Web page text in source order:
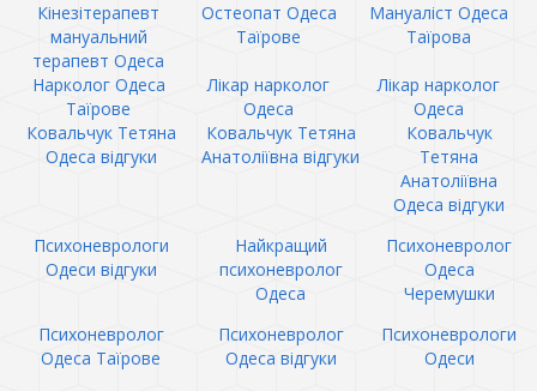
Кінезітерапевт
мануальний
терапевт Одеса
Остеопат Одеса
Таїрове
Мануаліст Одеса
Таїрова
Нарколог Одеса
Таїрове
Лікар нарколог
Одеса
Лікар нарколог
Одеса
Ковальчук Тетяна
Одеса відгуки
Ковальчук Тетяна
Анатоліївна відгуки
Ковальчук
Тетяна
Анатоліївна
Одеса відгуки
Психоневрологи
Одеси відгуки
Найкращий
психоневролог
Одеса
Психоневролог
Одеса
Черемушки
Психоневролог
Одеса Таїрове
Психоневролог
Одеса відгуки
Психоневрологи
Одеси